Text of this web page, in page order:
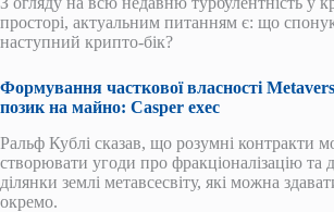
просторі, актуальним питанням є: що
наступний крипто-бік?
Формування часткової власності
позик на майно: Casper exec
Ральф Кублі сказав, що розумні контракти
створювати угоди про фракціоналізацію та
ділянки землі метавсесвіту, які можна
окремо.